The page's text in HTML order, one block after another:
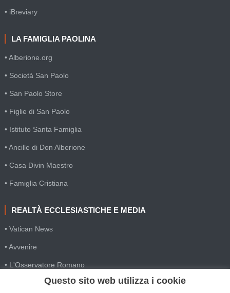
• iBreviary
LA FAMIGLIA PAOLINA
• Alberione.org
• Società San Paolo
• San Paolo Store
• Figlie di San Paolo
• Istituto Santa Famiglia
• Ancille di Don Alberione
• Casa Divin Maestro
• Famiglia Cristiana
REALTÀ ECCLESIASTICHE E MEDIA
• Vatican News
• Avvenire
• L'Osservatore Romano
• SIR Agenzia d'informazione
Questo sito web utilizza i cookie